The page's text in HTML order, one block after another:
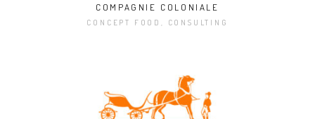
COMPAGNIE COLONIALE
CONCEPT FOOD, CONSULTING